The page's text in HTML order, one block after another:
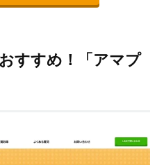
すすめ！「アマプ